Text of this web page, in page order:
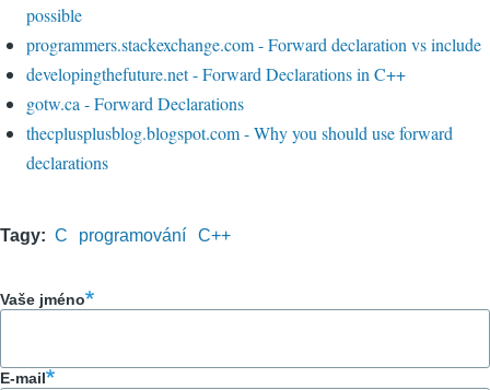
possible
programmers.stackexchange.com - Forward declaration vs include
developingthefuture.net - Forward Declarations in C++
gotw.ca - Forward Declarations
thecplusplusblog.blogspot.com - Why you should use forward
declarations
Tagy C programování C++
Vaše jméno
E-mail